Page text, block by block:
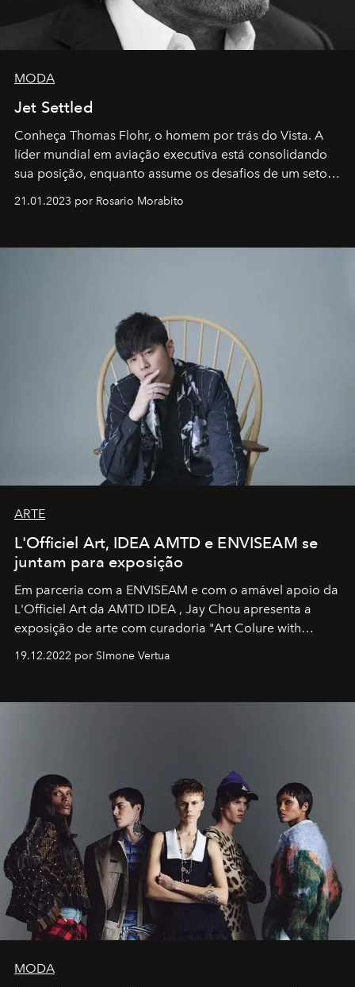
MODA
Jet Settled
Conheça Thomas Flohr, o homem por trás do Vista. A
líder mundial em aviação executiva está consolidando
sua posição, enquanto assume os desafios de um setor
em rápida evolução e redefinindo o conceito de luxo
21.01.2023 por Rosario Morabito
ARTE
L'Officiel Art, IDEA AMTD e ENVISEAM se
juntam para exposição
Em parceria com a ENVISEAM e com o amável apoio da
L'Officiel Art da AMTD IDEA , Jay Chou apresenta a
exposição de arte com curadoria "Art Colure with
19.12.2022 por SImone Vertua
MODA